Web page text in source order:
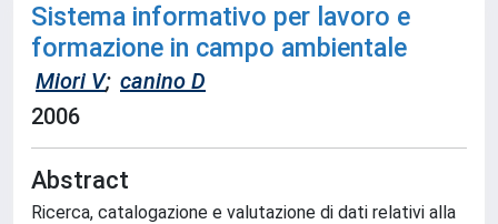
Sistema informativo per lavoro e
formazione in campo ambientale
Miori V; canino D
2006
Abstract
Ricerca, catalogazione e valutazione di dati relativi alla